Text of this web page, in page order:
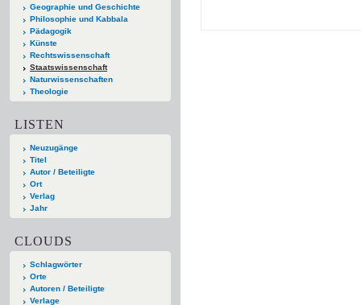
Geographie und Geschichte
Philosophie und Kabbala
Pädagogik
Künste
Rechtswissenschaft
Staatswissenschaft
Naturwissenschaften
Theologie
LISTEN
Neuzugänge
Titel
Autor / Beteiligte
Ort
Verlag
Jahr
CLOUDS
Schlagwörter
Orte
Autoren / Beteiligte
Verlage